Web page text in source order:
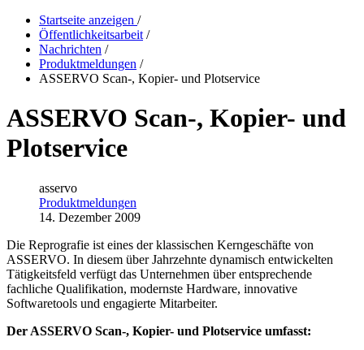
Startseite anzeigen /
Öffentlichkeitsarbeit /
Nachrichten /
Produktmeldungen /
ASSERVO Scan-, Kopier- und Plotservice
ASSERVO Scan-, Kopier- und
Plotservice
asservo
Produktmeldungen
14. Dezember 2009
Die Reprografie ist eines der klassischen Kerngeschäfte von
ASSERVO. In diesem über Jahrzehnte dynamisch entwickelten
Tätigkeitsfeld verfügt das Unternehmen über entsprechende
fachliche Qualifikation, modernste Hardware, innovative
Softwaretools und engagierte Mitarbeiter.
Der ASSERVO Scan-, Kopier- und Plotservice umfasst: